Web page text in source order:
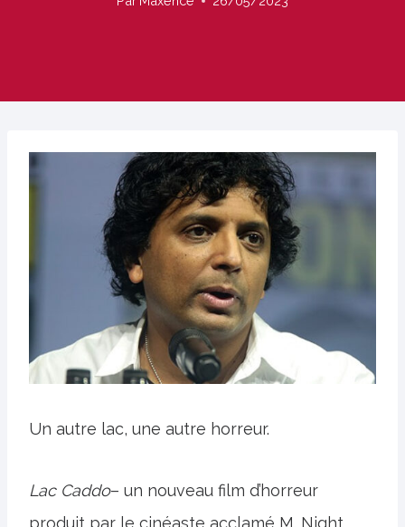
Un autre lac, une autre horreur.
Lac Caddo– un nouveau film d’horreur
produit par le cinéaste acclamé M. Night